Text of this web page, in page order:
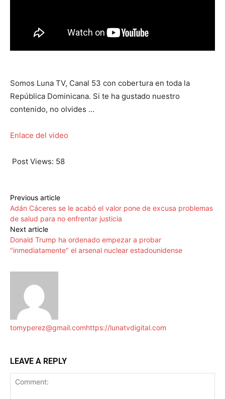
Somos Luna TV, Canal 53 con cobertura en toda la
República Dominicana. Si te ha gustado nuestro
contenido, no olvides …
Enlace del video
Post Views: 58
Previous article
Adán Cáceres se le acabó el valor pone de excusa problemas
de salud para no enfrentar justicia
Next article
Donald Trump ha ordenado empezar a probar
"inmediatamente" el arsenal nuclear estadounidense
tomyperez@gmail.comhttps://lunatvdigital.com
LEAVE A REPLY